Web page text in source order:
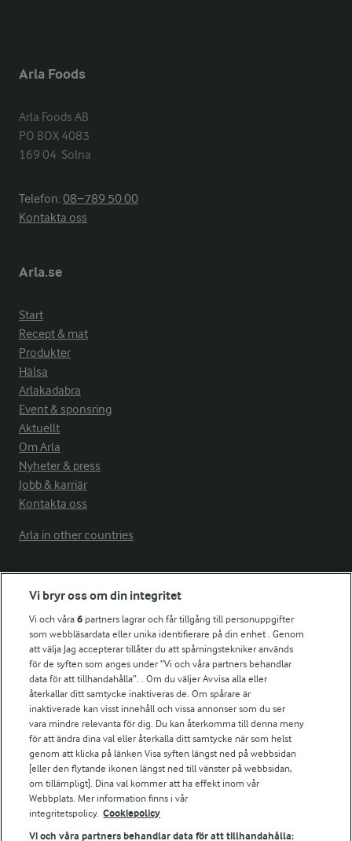
Arla Foods
Arla Foods AB
PO BOX 4083
169 04  Solna
Telefon:08−789 50 00
Kontakta oss
Arla.se
Start
Recept & mat
Produkter
Hälsa
Arlakadabra
Event & sponsring
Aktuellt
Om Arla
Nyheter & press
Jobb & karriär
Kontakta oss
Arla in other countries
Fler Arlasajter
För ägare
Arlas kundportal
Arla.com
Falbygdens Ost
Arla webbshop
Bildbank
Följ oss
Vi bryr oss om din integritet
Vi och våra6 partners lagrar och får tillgång till personuppgifter
som webbläsardata eller unika identifierare på din enhet . Genom
att välja Jag accepterar tillåter du att spårningstekniker används
för de syften som anges under ”Vi och våra partners behandlar
data för att tillhandahålla”. . Om du väljer Avvisa alla eller
återkallar ditt samtycke inaktiveras de. Om spårare är
inaktiverade kan visst innehåll och vissa annonser som du ser
vara mindre relevanta för dig. Du kan återkomma till denna meny
för att ändra dina val eller återkalla ditt samtycke när som helst
genom att klicka på länken Visa syften längst ned på webbsidan
[eller den flytande ikonen längst ned till vänster på webbsidan,
om tillämpligt]. Dina val kommer att ha effekt inom vår
Webbplats. Mer information finns i vår
integritetspolicy. Cookiepolicy
Vi och våra partners behandlar data för att tillhandahålla: